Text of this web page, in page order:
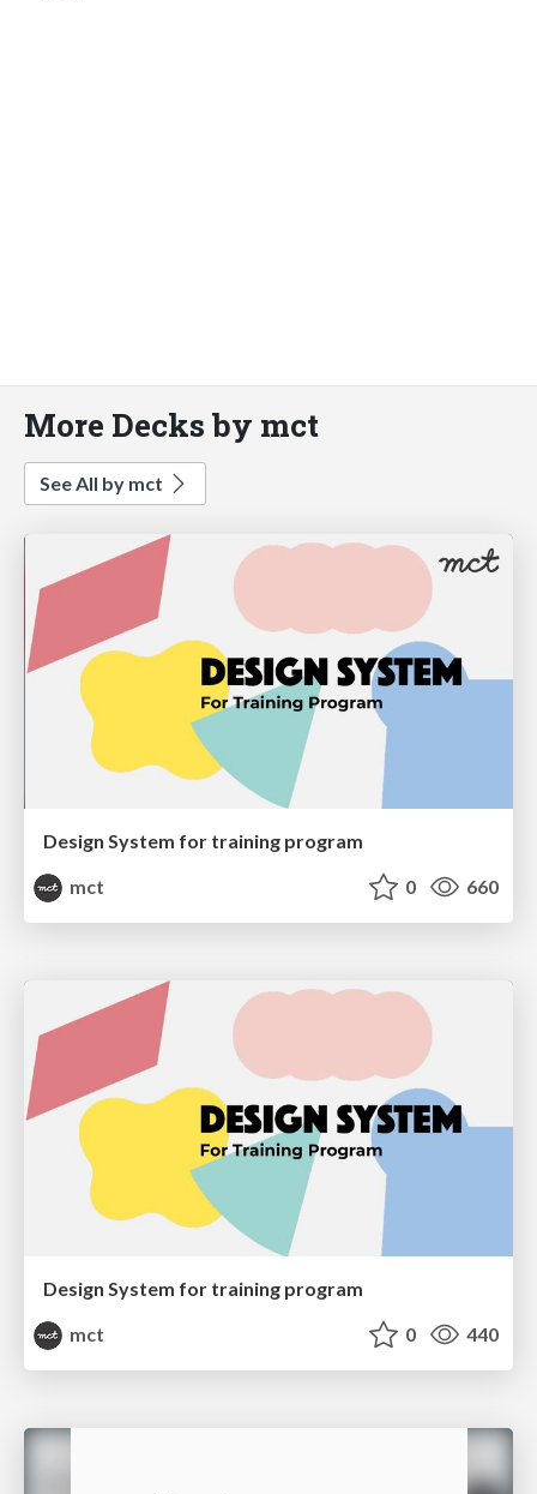
More Decks by mct
See All by mct
Design System for training program
mct
0 660
Design System for training program
mct
0 440